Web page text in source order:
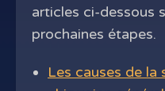
articles ci-dessous
prochaines étapes.
Les causes de la